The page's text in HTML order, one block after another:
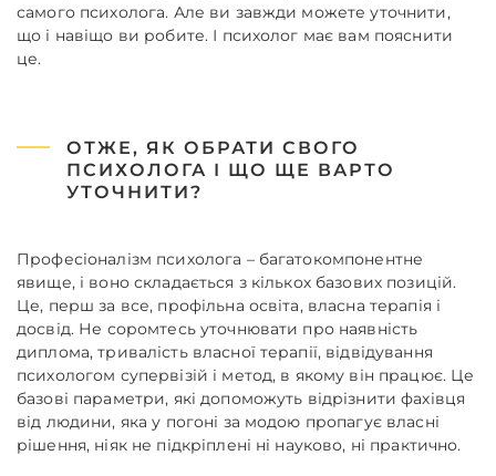
самого психолога. Але ви завжди можете уточнити,
що і навіщо ви робите. І психолог має вам пояснити
це.
ОТЖЕ, ЯК ОБРАТИ СВОГО
ПСИХОЛОГА І ЩО ЩЕ ВАРТО
УТОЧНИТИ?
Професіоналізм психолога – багатокомпонентне
явище, і воно складається з кількох базових позицій.
Це, перш за все, профільна освіта, власна терапія і
досвід. Не соромтесь уточнювати про наявність
диплома, тривалість власної терапії, відвідування
психологом супервізій і метод, в якому він працює. Це
базові параметри, які допоможуть відрізнити фахівця
від людини, яка у погоні за модою пропагує власні
рішення, ніяк не підкріплені ні науково, ні практично.